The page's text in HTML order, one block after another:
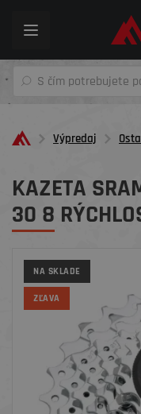
Toggle
Výpredaj
KAZETA
30 8
NA SKLADE
ZĽAVA